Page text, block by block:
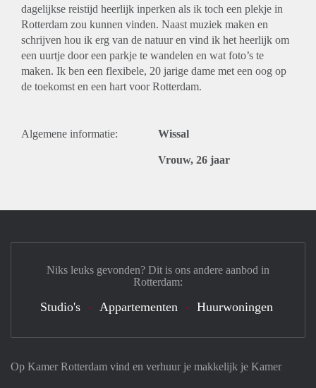
dagelijkse reistijd heerlijk inperken als ik toch een plekje in
Rotterdam zou kunnen vinden. Naast muziek maken en
schrijven hou ik erg van de natuur en vind ik het heerlijk om
een uurtje door een parkje te wandelen en wat foto’s te
maken. Ik ben een flexibele, 20 jarige dame met een oog op
de toekomst en een hart voor Rotterdam.
Algemene informatie: Wissal
Vrouw, 26 jaar
Op Kamer Rotterdam vind en verhuur je makkelijk je Kamer
Niks leuks gevonden? Dit is ons andere aanbod in
Rotterdam:
Studio's Appartementen Huurwoningen